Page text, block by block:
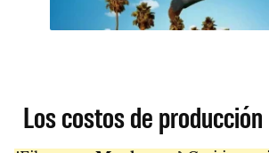
Los costos de producción